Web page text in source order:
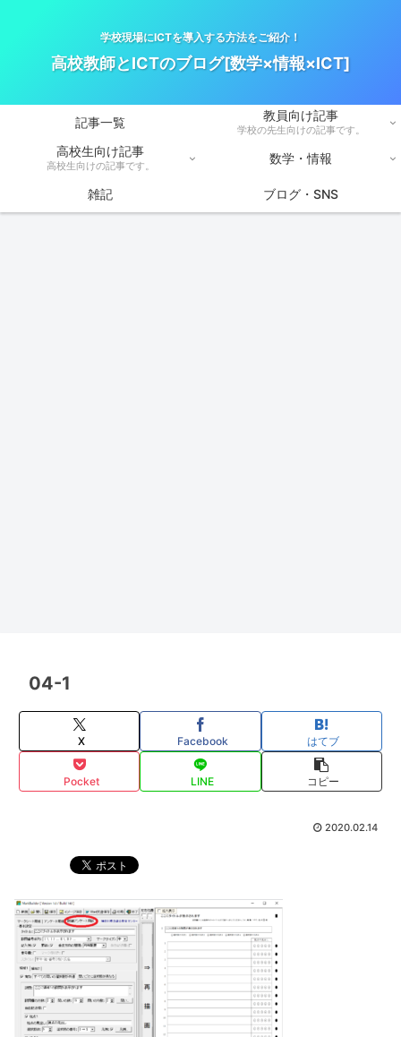
学校現場にICTを導入する方法をご紹介！
高校教師とICTのブログ[数学×情報×ICT]
記事一覧 教員向け記事
学校の先生向けの記事です。
高校生向け記事
高校生向けの記事です。 数学・情報
雑記 ブログ・SNS
04-1
X Facebook はてブ
Pocket LINE コピー
2020.02.14